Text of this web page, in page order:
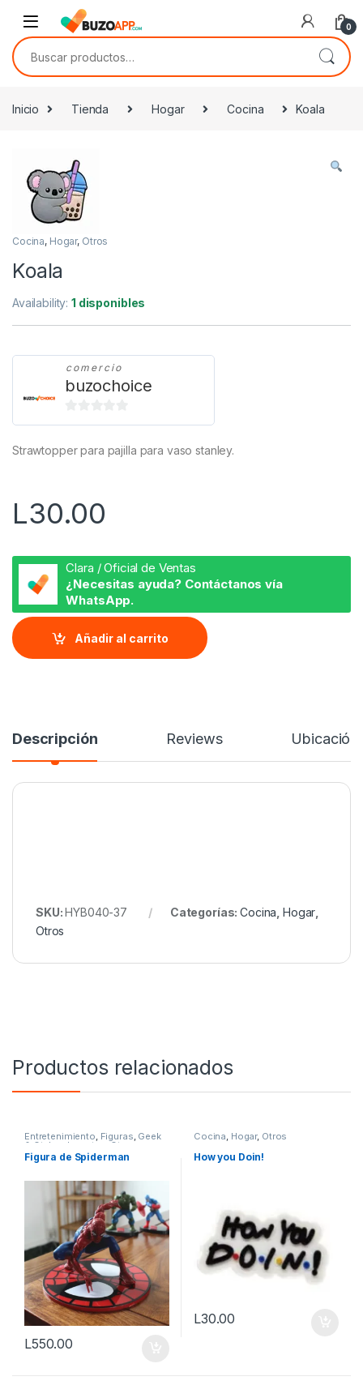
Skip to navigation
Skip to content
0
Buscar por:
Inicio Tienda Hogar Cocina Koala
Cocina, Hogar, Otros
Koala
Availability:1 disponibles
comercio
buzochoice
0
e
Strawtopper para pajilla para vaso stanley.
L30.00
Clara / Oficial de Ventas
¿Necesitas ayuda? Contáctanos vía
WhatsApp.
Añadir al carrito
Descripción Reviews Ubicación
SKU:HYB040-37 Categorías:Cocina ,Hogar
Otros
Productos relacionados
Entretenimiento, Figuras, Geek
& Otaku Juguetes Otros
Figura de Spiderman
L550.00
Cocina, Hogar, Otros
How you Doin!
L30.00